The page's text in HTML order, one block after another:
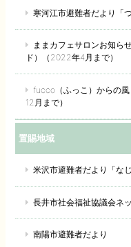
寒河江市避難者だより「
ままカフェサロンお知ら
ド）（2022年4月まで）
fucco（ふっこ）からの
12月まで）
置賜地域
米沢市避難者だより「な
長井市社会福祉協議会ネ
南陽市避難者だより